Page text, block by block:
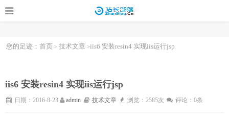
您的足迹： 首页 > 技术文章 >iis6 安装resin4 实现iis运行jsp
iis6 安装resin4 实现iis运行jsp
日期：2016-8-23 admin 技术文章 浏览：2585次 评论：0条